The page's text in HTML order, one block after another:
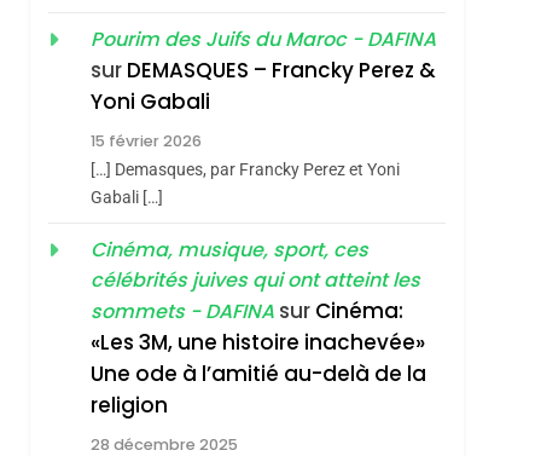
Dis Guerre»: La
Nouvelle Chanson De
Boy George
ISRAÉL JUDAISME
Accords D’Isaac:
L’alliance Pourrait
S’étendre À 13 Pays
D’Amérique Latine
ISRAÉL JUDAISME
5
Meurtrière Selon Le
Pourim des Juifs du Maroc - DAFINA
sur DEMASQUES – Francky Perez &
Yoni Gabali
15 février 2026
[…] Demasques, par Francky Perez et Yoni
Gabali […]
Cinéma, musique, sport, ces
célébrités juives qui ont atteint les
sommets - DAFINA sur Cinéma:
«Les 3M, une histoire inachevée»
Une ode à l’amitié au-delà de la
religion
28 décembre 2025